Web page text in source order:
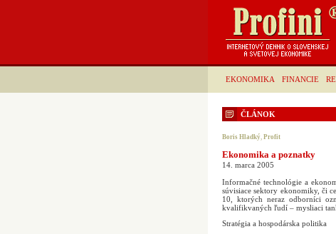
EKONOMIKA FINANCIE
ČLÁNOK
Boris Hladký, Profit
Ekonomika a poznatky
14. marca 2005
Informačné technológie a
súvisiace sektory ekonomiky, či
10, ktorých neraz odborníci
kvalifikvaných ľudí – mysliaci
Stratégia a hospodárska politika